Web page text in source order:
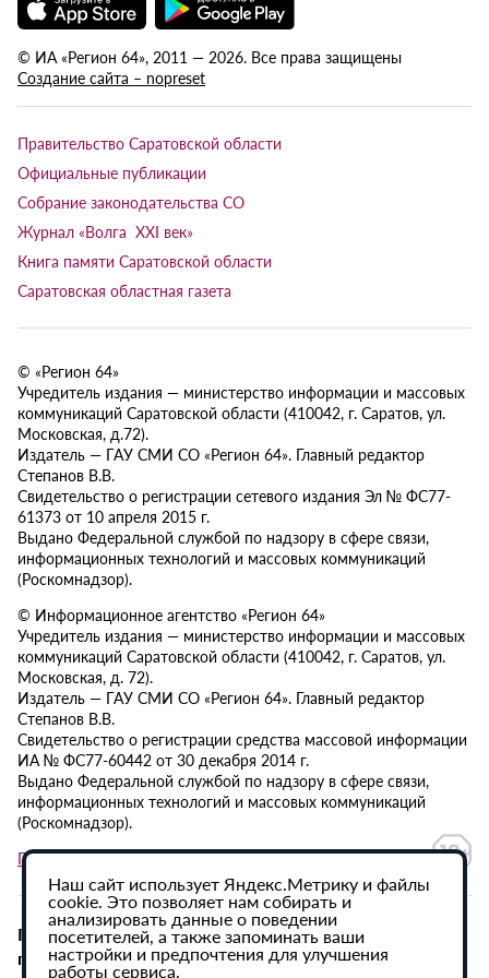
© ИА «Регион 64», 2011 — 2026. Все права защищены
Создание сайта – nopreset
Правительство Саратовской области
Официальные публикации
Собрание законодательства СО
Журнал «Волга XXI век»
Книга памяти Саратовской области
Саратовская областная газета
© «Регион 64»
Учредитель издания — министерство информации и массовых
коммуникаций Саратовской области (410042, г. Саратов, ул.
Московская, д.72).
Издатель — ГАУ СМИ СО «Регион 64». Главный редактор
Степанов В.В.
Свидетельство о регистрации сетевого издания Эл № ФС77-
61373 от 10 апреля 2015 г.
Выдано Федеральной службой по надзору в сфере связи,
информационных технологий и массовых коммуникаций
(Роскомнадзор).
© Информационное агентство «Регион 64»
Учредитель издания — министерство информации и массовых
коммуникаций Саратовской области (410042, г. Саратов, ул.
Московская, д. 72).
Издатель — ГАУ СМИ СО «Регион 64». Главный редактор
Степанов В.В.
Свидетельство о регистрации средства массовой информации
ИА № ФС77-60442 от 30 декабря 2014 г.
Выдано Федеральной службой по надзору в сфере связи,
информационных технологий и массовых коммуникаций
(Роскомнадзор).
Политика в отношении обработки персональных данных
При использовании материалов сайта активная
гиперссылка на ИА «Регион 64» обязательна.
Наш сайт использует Яндекс.Метрику и файлы
cookie. Это позволяет нам собирать и
анализировать данные о поведении
посетителей, а также запоминать ваши
настройки и предпочтения для улучшения
работы сервиса.